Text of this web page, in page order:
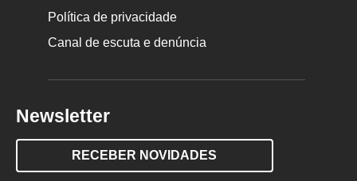
Política de privacidade
Canal de escuta e denúncia
Newsletter
RECEBER NOVIDADES